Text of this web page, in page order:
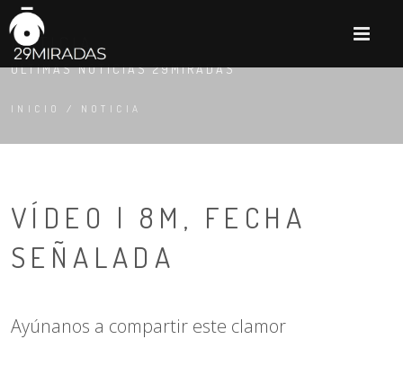
NOTICIA
ÚLTIMAS NOTICIAS 29MIRADAS
INICIO / NOTICIA
VÍDEO | 8M, FECHA
SEÑALADA
Ayúnanos a compartir este clamor